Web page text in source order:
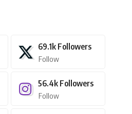
69.1k Followers
Follow
56.4k Followers
Follow